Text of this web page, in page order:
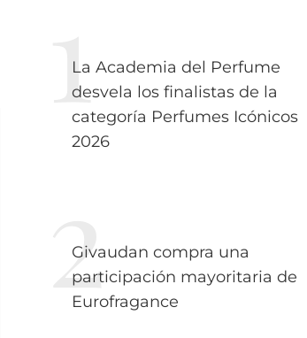
La Academia del Perfume
desvela los finalistas de la
categoría Perfumes Icónicos
2026
Givaudan compra una
participación mayoritaria de
Eurofragance